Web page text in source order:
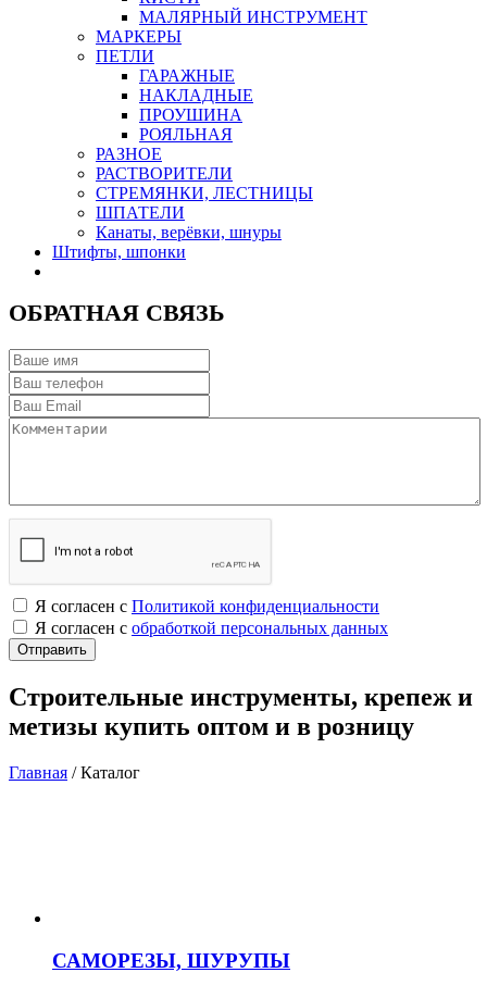
МАЛЯРНЫЙ ИНСТРУМЕНТ
МАРКЕРЫ
ПЕТЛИ
ГАРАЖНЫЕ
НАКЛАДНЫЕ
ПРОУШИНА
РОЯЛЬНАЯ
РАЗНОЕ
РАСТВОРИТЕЛИ
СТРЕМЯНКИ, ЛЕСТНИЦЫ
ШПАТЕЛИ
Канаты, верёвки, шнуры
Штифты, шпонки
ОБРАТНАЯ СВЯЗЬ
Я согласен с Политикой конфиденциальности
Я согласен с обработкой персональных данных
Строительные инструменты, крепеж и
метизы купить оптом и в розницу
Главная /Каталог
САМОРЕЗЫ, ШУРУПЫ